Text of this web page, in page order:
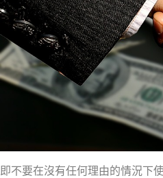
即不要在沒有任何理由的情況下